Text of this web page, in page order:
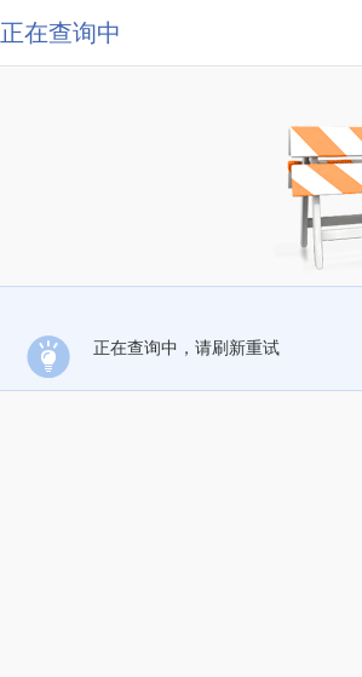
正在查询中
正在查询中，请刷新重试